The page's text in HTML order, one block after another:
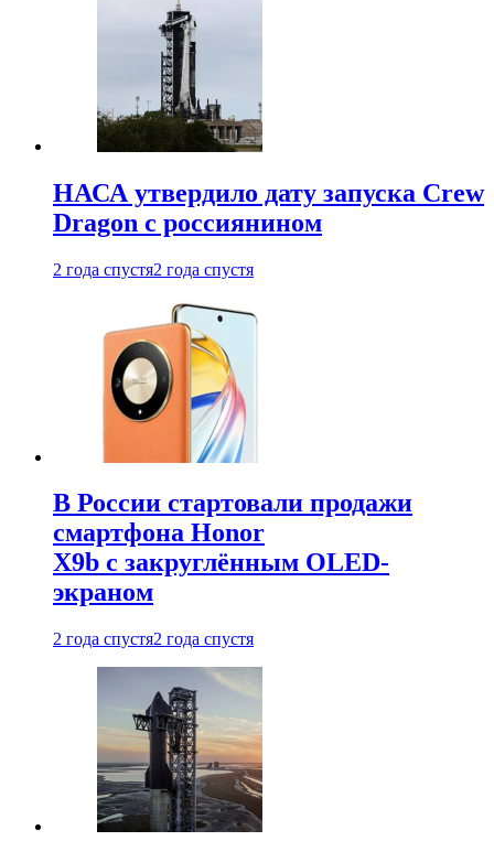
НАСА утвердило дату запуска Crew
Dragon с россиянином
2 года спустя2 года спустя
В России стартовали продажи
смартфона Honor
X9b с закруглённым OLED-
экраном
2 года спустя2 года спустя